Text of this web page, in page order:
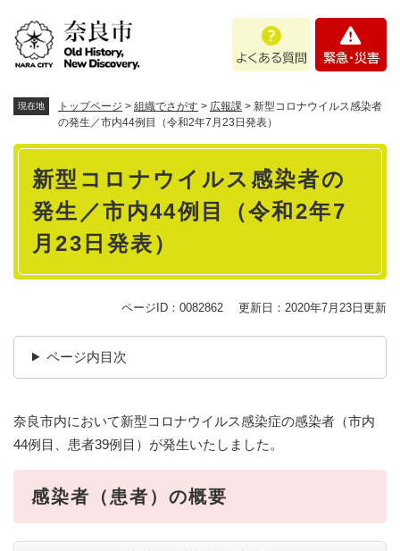
あ
問
・
現在地 トップページ > 組織でさがす > 広報課 > 新型コロナウイルス感染者
の発生／市内44例目（令和2年7月23日発表）
本
新型コロナウイルス感染者の
発生／市内44例目（令和2年7
月23日発表）
ページID：0082862 更新日：2020年7月23日更新
ページ内目次
奈良市内において新型コロナウイルス感染症の感染者（市内
44例目、患者39例目）が発生いたしました。
感染者（患者）の概要​​